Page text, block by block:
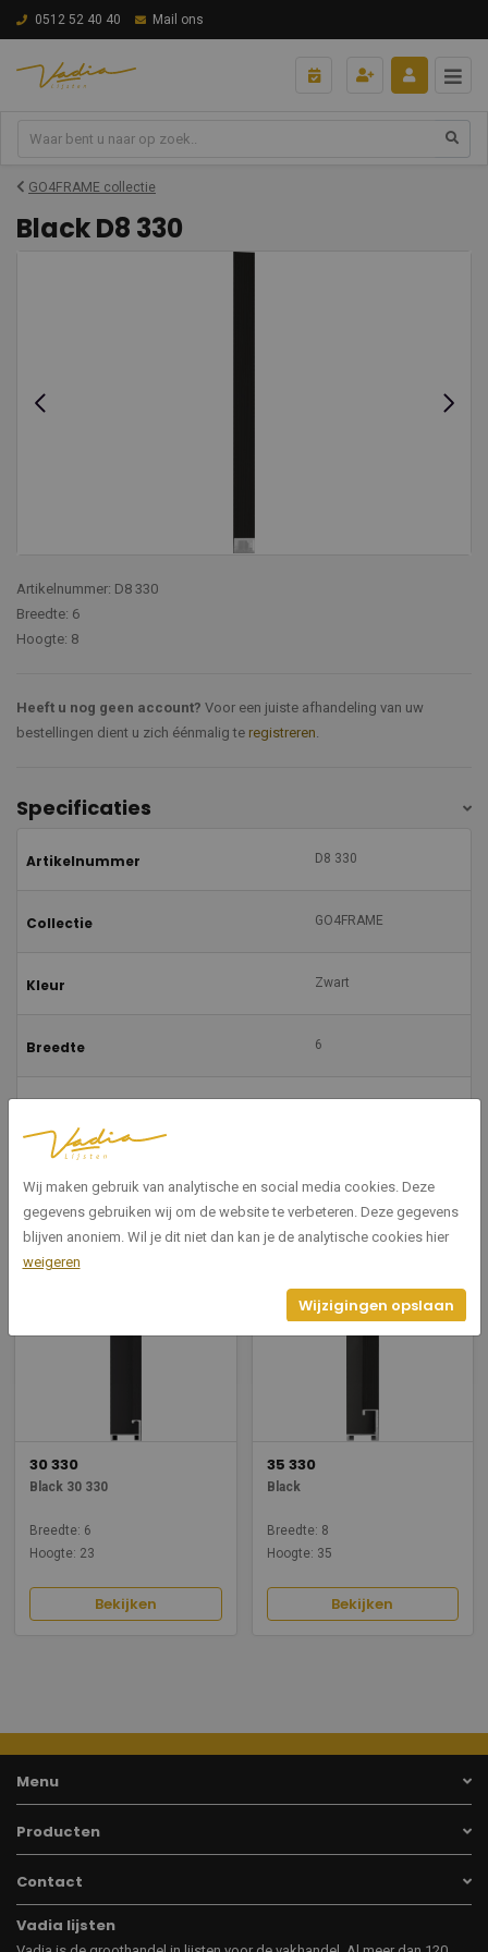
0512 52 40 40 Mail ons
GO4FRAME collectie
Black D8 330
Artikelnummer: D8 330
Breedte: 6
Hoogte: 8
Heeft u nog geen account? Voor een juiste afhandeling van uw
bestellingen dient u zich éénmalig te registreren.
Specificaties
Artikelnummer D8 330
Collectie GO4FRAME
Kleur Zwart
Breedte 6
Gerelateerde producten
30 330
Black 30 330
Breedte: 6
Hoogte: 23
Bekijken
35 330
Black
Breedte: 8
Hoogte: 35
Bekijken
Menu
Producten
Contact
Vadia lijsten
Wij maken gebruik van analytische en social media cookies. Deze
gegevens gebruiken wij om de website te verbeteren. Deze gegevens
blijven anoniem. Wil je dit niet dan kan je de analytische cookies hier
weigeren
Wijzigingen opslaan